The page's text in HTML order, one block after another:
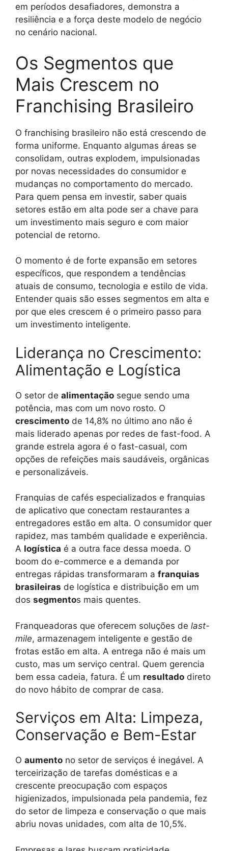
em períodos desafiadores, demonstra a
resiliência e a força deste modelo de negócio
no cenário nacional.
Os Segmentos que
Mais Crescem no
Franchising Brasileiro
O franchising brasileiro não está crescendo de
forma uniforme. Enquanto algumas áreas se
consolidam, outras explodem, impulsionadas
por novas necessidades do consumidor e
mudanças no comportamento do mercado.
Para quem pensa em investir, saber quais
setores estão em alta pode ser a chave para
um investimento mais seguro e com maior
potencial de retorno.
O momento é de forte expansão em setores
específicos, que respondem a tendências
atuais de consumo, tecnologia e estilo de vida.
Entender quais são esses segmentos em alta e
por que eles crescem é o primeiro passo para
um investimento inteligente.
Liderança no Crescimento:
Alimentação e Logística
O setor de alimentação segue sendo uma
potência, mas com um novo rosto. O
crescimento de 14,8% no último ano não é
mais liderado apenas por redes de fast-food. A
grande estrela agora é o fast-casual, com
opções de refeições mais saudáveis, orgânicas
e personalizáveis.
Franquias de cafés especializados e franquias
de aplicativo que conectam restaurantes a
entregadores estão em alta. O consumidor quer
rapidez, mas também qualidade e experiência.
A logística é a outra face dessa moeda. O
boom do e-commerce e a demanda por
entregas rápidas transformaram a franquias
brasileiras de logística e distribuição em um
dos segmentos mais quentes.
Franqueadoras que oferecem soluções de last-
mile, armazenagem inteligente e gestão de
frotas estão em alta. A entrega não é mais um
custo, mas um serviço central. Quem gerencia
bem essa cadeia, fatura. É um resultado direto
do novo hábito de comprar de casa.
Serviços em Alta: Limpeza,
Conservação e Bem-Estar
O aumento no setor de serviços é inegável. A
terceirização de tarefas domésticas e a
crescente preocupação com espaços
higienizados, impulsionada pela pandemia, fez
do setor de limpeza e conservação o que mais
abriu novas unidades, com alta de 10,5%.